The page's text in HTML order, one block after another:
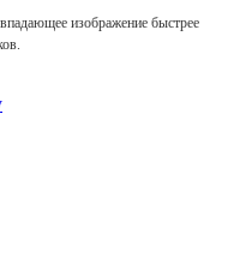
изображение быстрее